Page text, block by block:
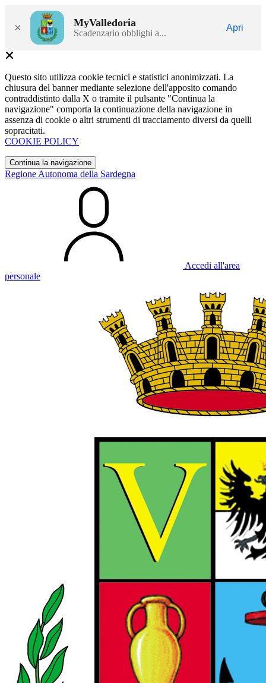
× MyValledoria
Scadenzario obblighi a...
Apri
Questo sito utilizza cookie tecnici e statistici anonimizzati. La
chiusura del banner mediante selezione dell'apposito comando
contraddistinto dalla X o tramite il pulsante "Continua la
navigazione" comporta la continuazione della navigazione in
assenza di cookie o altri strumenti di tracciamento diversi da quelli
sopracitati.
COOKIE POLICY
Continua la navigazione
Regione Autonoma della Sardegna
Accedi all'area
personale